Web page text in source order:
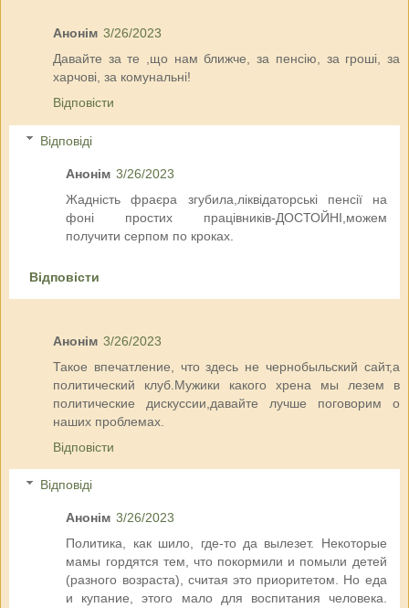
Анонім 3/26/2023
Давайте за те ,що нам ближче, за пенсію, за гроші, за
харчові, за комунальні!
Відповісти
Відповіді
Анонім 3/26/2023
Жадність фраєра згубила,ліквідаторські пенсії на
фоні простих працівників-ДОСТОЙНІ,можем
получити серпом по кроках.
Відповісти
Анонім 3/26/2023
Такое впечатление, что здесь не чернобыльский сайт,а
политический клуб.Мужики какого хрена мы лезем в
политические дискуссии,давайте лучше поговорим о
наших проблемах.
Відповісти
Відповіді
Анонім 3/26/2023
Политика, как шило, где-то да вылезет. Некоторые
мамы гордятся тем, что покормили и помыли детей
(разного возраста), считая это приоритетом. Но еда
и купание, этого мало для воспитания человека.